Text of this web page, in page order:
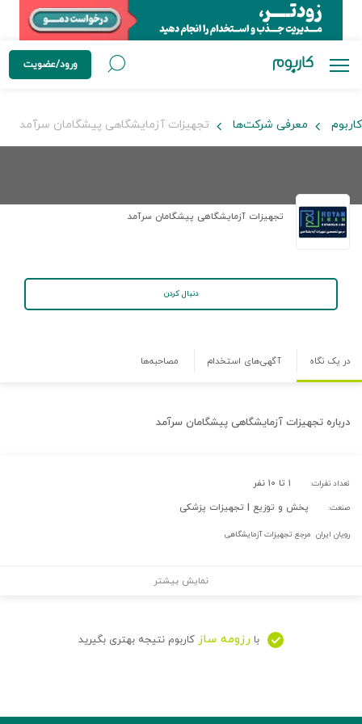
ورود/عضویت
کاربوم معرفی شرکت‌ها تجهیزات آزمایشگاهی پیشگامان سرآمد
تجهیزات آزمایشگاهی پیشگامان سرآمد
دنبال کردن
در یک نگاه آگهی‌های استخدام مصاحبه‌ها
درباره تجهیزات آزمایشگاهی پیشگامان سرآمد
تعداد نفرات: ۱ تا ۱۰ نفر
صنعت: پخش و توزیع | تجهیزات پزشکی
رویان ایران مرجع تجهیزات آزمایشگاهی
نمایش بیشتر
با رزومه ساز کاربوم نتیجه بهتری بگیرید